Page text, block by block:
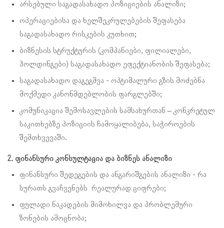
არსებული საგადასახადო პოზიციების ანალიზი;
ოპერაციებისა და ხელშეკრულებების შეფასება
საგადასახადო რისკების კუთხით;
ბიზნესის სტრუქტურის (კომპანიები, ფილიალები,
ჰოლდინგები) საგადასახადო ეფექტიანობის შეფასება;
საგადასახადო დაგეგმვა - ოპტიმალური გზის მოძებნა
მოქმედი კანონმდებლობის ფარგლებში;
კომუნიკაცია შემოსავლების სამსახურთან – კონკრეტულ
საკითხებზე პოზიციის ჩამოყალიბება, საჭიროების
შემთხვევაში.
2. ფინანსური კონსულტაცია და ბიზნეს ანალიზი
ფინანსური შედეგების და ანგარიშგების ანალიზი - რა
სურათს გვაჩვენებს რეალურად ციფრები;
ფულადი ნაკადების მიმოხილვა და პრობლემური
ზონების ამოცნობა;